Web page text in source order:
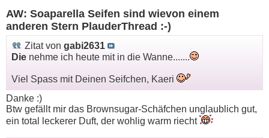
AW: Soaparella Seifen sind wievon einem
anderen Stern PlauderThread :-)
Zitat von gabi2631
Die nehme ich heute mit in die Wanne.......
Viel Spass mit Deinen Seifchen, Kaeri
Danke :)
Btw gefällt mir das Brownsugar-Schäfchen unglaublich gut,
ein total leckerer Duft, der wohlig warm riecht